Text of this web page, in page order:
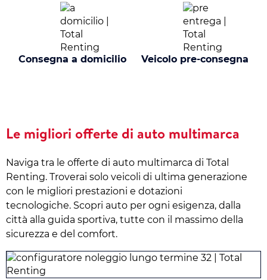
Consegna a domicilio Veicolo pre-consegna
Le migliori offerte di auto multimarca
Naviga tra le offerte di auto multimarca di Total
Renting. Troverai solo veicoli di ultima generazione
con le migliori prestazioni e dotazioni
tecnologiche. Scopri auto per ogni esigenza, dalla
città alla guida sportiva, tutte con il massimo della
sicurezza e del comfort.